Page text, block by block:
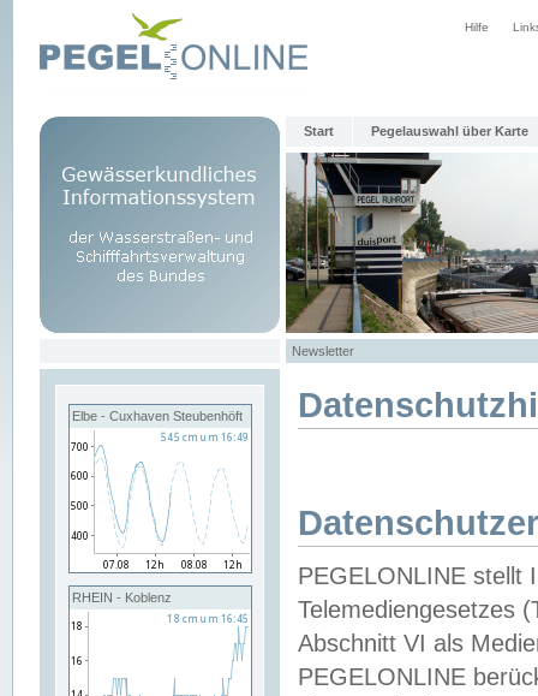
Hilfe
Start Pegelauswahl über Karte
Newsletter
Elbe - Cuxhaven Steubenhöft
RHEIN - Koblenz
PEGELONLINE stellt
Telemediengesetzes
Abschnitt VI als
PEGELONLINE